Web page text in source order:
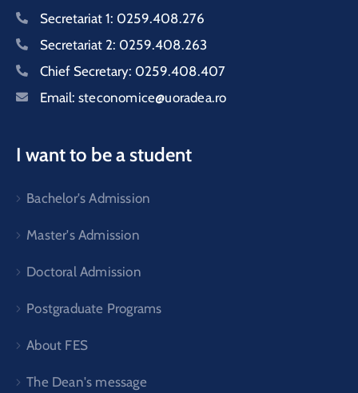
Secretariat 1: 0259.408.276
Secretariat 2: 0259.408.263
Chief Secretary: 0259.408.407
Email: steconomice@uoradea.ro
I want to be a student
Bachelor's Admission
Master's Admission
Doctoral Admission
Postgraduate Programs
About FES
The Dean's message